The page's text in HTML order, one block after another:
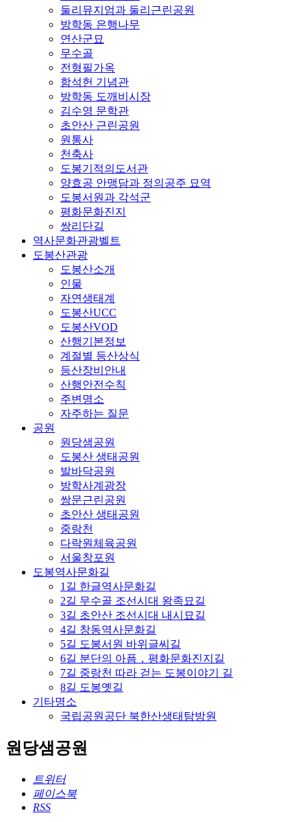
둘리뮤지엄과 둘리근린공원
방학동 은행나무
연산군묘
무수골
전형필가옥
함석헌 기념관
방학동 도깨비시장
김수영 문학관
초안산 근린공원
원통사
천축사
도봉기적의도서관
양효공 안맹담과 정의공주 묘역
도봉서원과 각석군
평화문화진지
쌍리단길
역사문화관광벨트
도봉산관광
도봉산소개
인물
자연생태계
도봉산UCC
도봉산VOD
산행기본정보
계절별 등산상식
등산장비안내
산행안전수칙
주변명소
자주하는 질문
공원
원당샘공원
도봉산 생태공원
발바닥공원
방학사계광장
쌍문근린공원
초안산 생태공원
중랑천
다락원체육공원
서울창포원
도봉역사문화길
1길 한글역사문화길
2길 무수골 조선시대 왕족묘길
3길 초안산 조선시대 내시묘길
4길 창동역사문화길
5길 도봉서원 바위글씨길
6길 분단의 아픔，평화문화진지길
7길 중랑천 따라 걷는 도봉이야기 길
8길 도봉옛길
기타명소
국립공원공단 북한산생태탐방원
원당샘공원
트위터
페이스북
RSS